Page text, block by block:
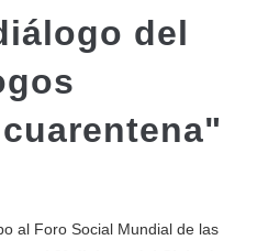
del
al Foro Social Mundial de las